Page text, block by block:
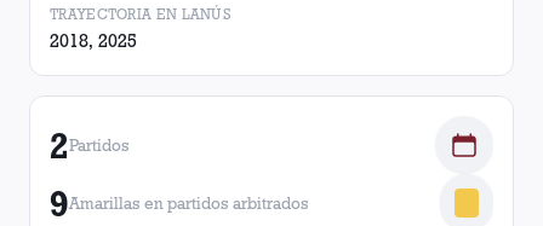
TRAYECTORIA EN LANÚS
2018, 2025
2Partidos
9Amarillas en partidos arbitrados